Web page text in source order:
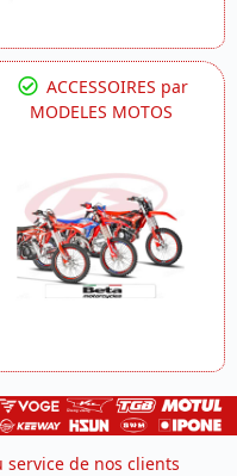
ACCESSOIRES par
MODELES MOTOS
service de nos clients